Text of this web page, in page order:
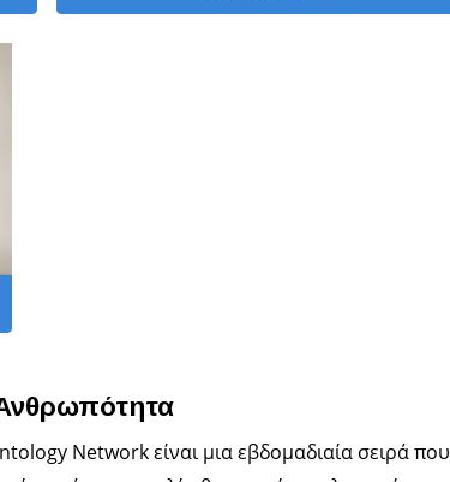
Network είναι μια εβδομαδιαία σειρά που